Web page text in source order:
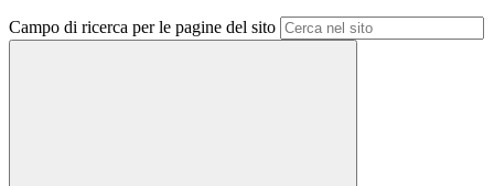
Campo di ricerca per le pagine del sito